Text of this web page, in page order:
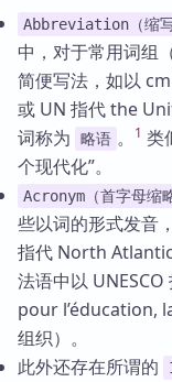
Abbreviation（缩写
中，对于常用词组
简便写法，如以
或 UN 指代 the
词称为
略语 。 1 类
个现代化”。
Acronym（首字母缩
些以词的形式发音
指代 North
法语中以
pour l’éducation,
组织）。
此外还存在所谓的